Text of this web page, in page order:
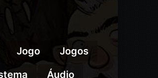
Jogo
Jogos
Áudio